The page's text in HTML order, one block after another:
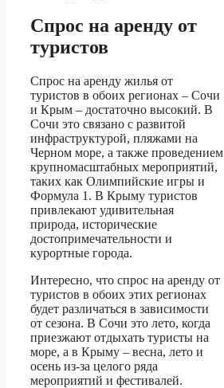
Спрос на аренду от
туристов
Спрос на аренду жилья от
туристов в обоих регионах – Сочи
и Крым – достаточно высокий. В
Сочи это связано с развитой
инфраструктурой, пляжами на
Черном море, а также проведением
крупномасштабных мероприятий,
таких как Олимпийские игры и
Формула 1. В Крыму туристов
привлекают удивительная
природа, исторические
достопримечательности и
курортные города.
Интересно, что спрос на аренду от
туристов в обоих этих регионах
будет различаться в зависимости
от сезона. В Сочи это лето, когда
приезжают отдыхать туристы на
море, а в Крыму – весна, лето и
осень из-за целого ряда
мероприятий и фестивалей.